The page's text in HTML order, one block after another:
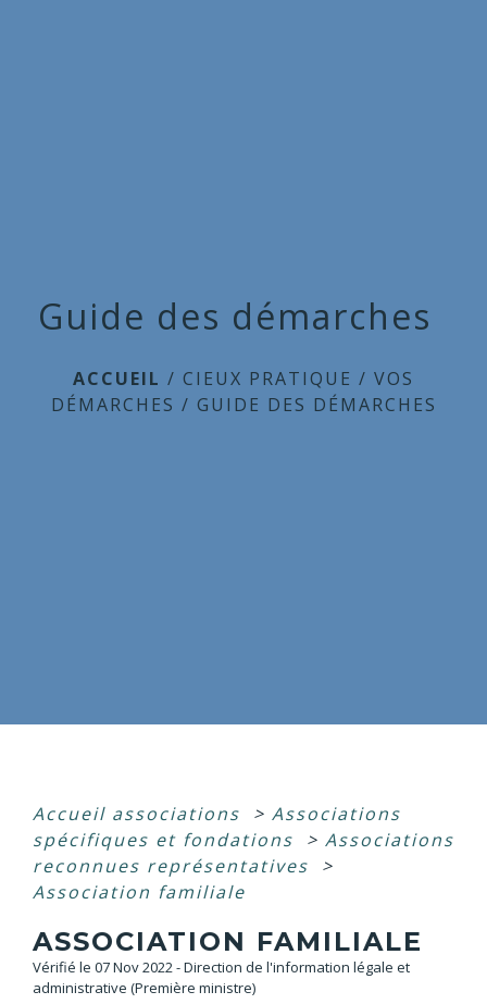
Guide des démarches
ACCUEIL / CIEUX PRATIQUE / VOS
DÉMARCHES / GUIDE DES DÉMARCHES
Accueil associations > Associations
spécifiques et fondations
> Associations
reconnues représentatives
>
Association familiale
ASSOCIATION FAMILIALE
Vérifié le 07 Nov 2022 - Direction de l'information légale et
administrative (Première ministre)